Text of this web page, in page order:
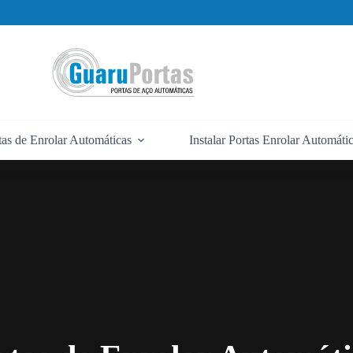
de Enrolar Automáticas Instalar Portas Enrolar